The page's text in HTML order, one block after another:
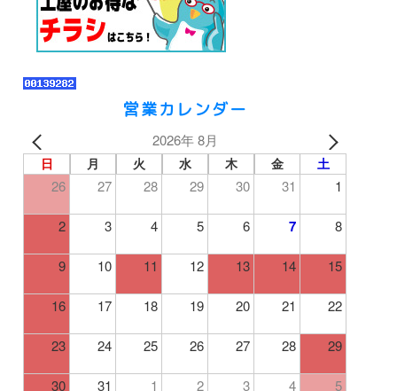
営業カレンダー
2026年 8月
日 月 火 水 木 金 土
26 27 28 29 30 31 1
2 3 4 5 6 7 8
9 10 11 12 13 14 15
16 17 18 19 20 21 22
23 24 25 26 27 28 29
30 31 1 2 3 4 5